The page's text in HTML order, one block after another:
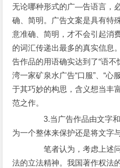
无论哪种形式的广―告语言，
确、简明。广告文案是具有特
意准确、简明，才不会引起消
的词汇传递出最多的真实信息
告作品的用语确实达到了“语不
湾一家矿泉水广告“口服”、“心
于其巧妙的构思，含义想当丰
范之作。
3.当广告作品由文字和
为一个整体来保护还是将文字
笔者认为，考虑上述问
法的立法精神。我国著作权法